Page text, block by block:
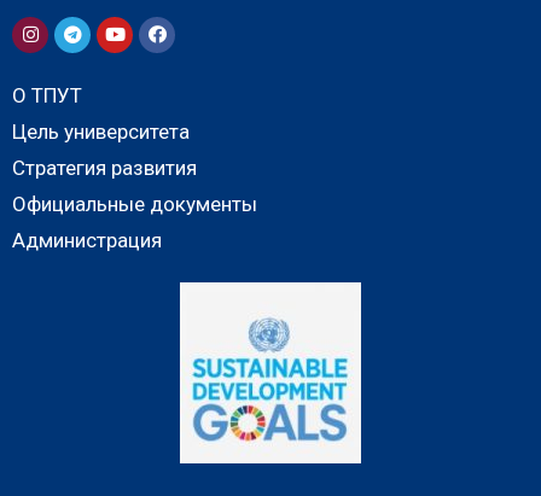
О ТПУТ
Цель университета
Стратегия развития
Официальные документы
Администрация